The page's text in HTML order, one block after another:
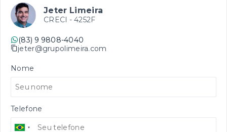
Jeter Limeira
CRECI - 4252F
(83) 9 9808-4040
jeter@grupolimeira.com
Nome
Telefone